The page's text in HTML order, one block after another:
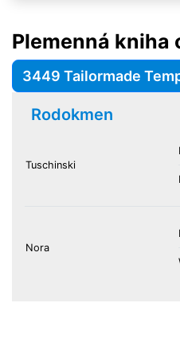
Plemenná kniha
3449 Tailormade
Rodokmen
Tuschinski
Nora